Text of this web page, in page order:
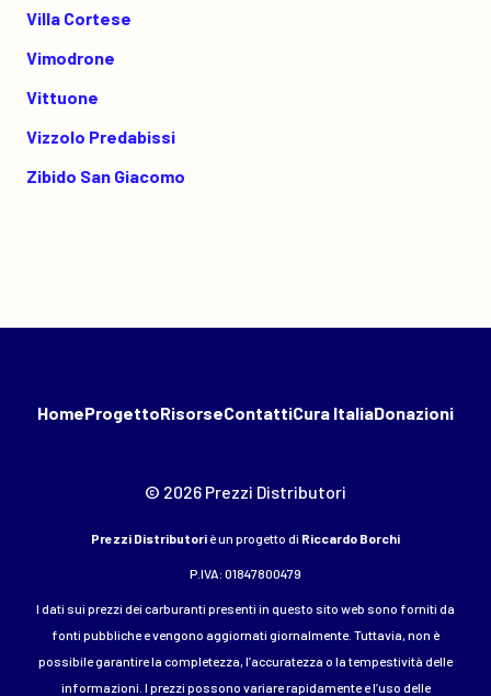
Villa Cortese
Vimodrone
Vittuone
Vizzolo Predabissi
Zibido San Giacomo
HomeProgettoRisorseContattiCura ItaliaDonazioni
© 2026 Prezzi Distributori
Prezzi Distributori è un progetto di Riccardo Borchi
P.IVA: 01847800479
I dati sui prezzi dei carburanti presenti in questo sito web sono forniti da
fonti pubbliche e vengono aggiornati giornalmente. Tuttavia, non è
possibile garantire la completezza, l’accuratezza o la tempestività delle
informazioni. I prezzi possono variare rapidamente e l’uso delle